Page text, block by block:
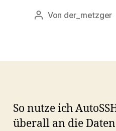
Beitragsautor
Von der_metzger
So nutze ich
überall an die